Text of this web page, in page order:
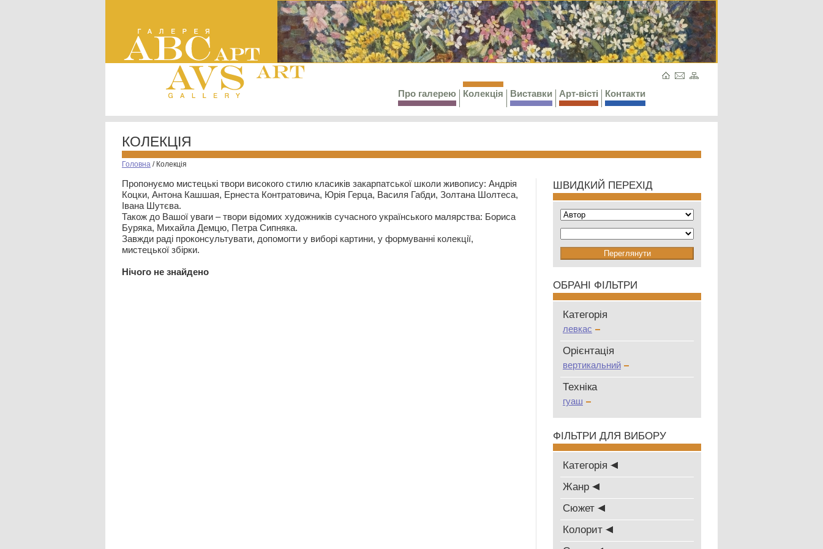
Про галерею Колекція Виставки Арт-вісті Контакти
КОЛЕКЦІЯ
Головна / Колекція
Пропонуємо мистецькі твори високого стилю класиків закарпатської школи живопису: Андрія
Коцки, Антона Кашшая, Ернеста Контратовича, Юрія Герца, Василя Габди, Золтана Шолтеса,
Івана Шутєва.
Також до Вашої уваги – твори відомих художників сучасного українського малярства: Бориса
Буряка, Михайла Демцю, Петра Сипняка.
Завжди раді проконсультувати, допомогти у виборі картини, у формуванні колекції,
мистецької збірки.
Нiчого не знайдено
ШВИДКИЙ ПЕРЕХІД
ОБРАНІ ФІЛЬТРИ
Категорія
левкас
Oрієнтація
вертикальний
Техніка
гуаш
ФІЛЬТРИ ДЛЯ ВИБОРУ
Категорія
Жанр
Сюжет
Колорит